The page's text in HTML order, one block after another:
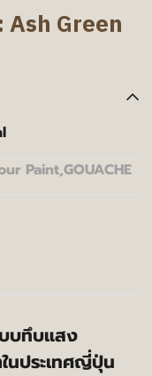
Green
Paint,GOUACHE
บทึบแสง
ประเทศญี่ปุ่น